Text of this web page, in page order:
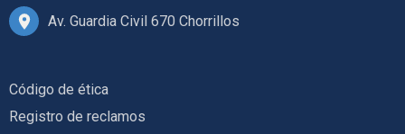
Av. Guardia Civil 670 Chorrillos
Código de ética
Registro de reclamos